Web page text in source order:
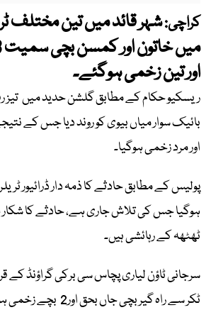
کراچی:شہر قائد میں تین مختلف
اور تین زخمی ہوگئے۔
بائیک سوار میاں بیوی کو روند دیا جس کے
اور مرد زخمی ہوگیا۔
پولیس کے مطابق حادثے کا ذمہ دار ڈرائیور
ہوگیا جس کی تلاش جاری ہے، حادثے کا شکار
ٹھٹھہ کے رہائشی ہیں۔
سرجانی ٹاؤن لیاری پچاس سی برکی گراؤنڈ کے
ٹکر سے راہ گیر بچی جاں بحق اور2 بچے زخمی ہوگئے۔